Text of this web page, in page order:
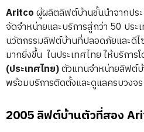
Aritcoผู้ผลิตลิฟต์บ้านชั้นนำจากประ
จัดจำหน่ายและบริการสู่กว่า 50 ประ
นวัตกรรมลิฟต์บ้านที่ปลอดภัยและดีไ
มากยิ่งขึ้น ในประเทศไทย ให้บริการ
(ประเทศไทย)ตัวแทนจำหน่ายลิฟต์
พร้อมบริการติดตั้งและดูแลครบวงจร
2005 ลิฟต์บ้านตัวที่สอง